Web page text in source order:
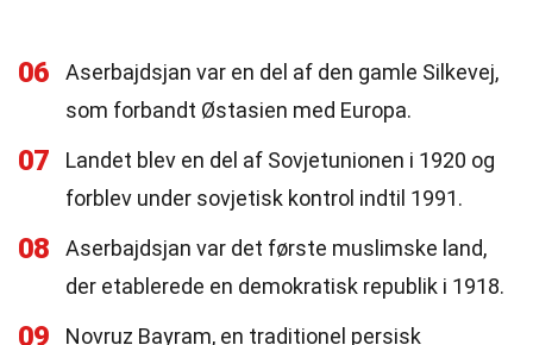
06
Aserbajdsjan var en del af den gamle Silkevej,
som forbandt Østasien med Europa.
07
Landet blev en del af Sovjetunionen i 1920 og
forblev under sovjetisk kontrol indtil 1991.
08
Aserbajdsjan var det første muslimske land,
der etablerede en demokratisk republik i 1918.
09 Novruz Bayram, en traditionel persisk